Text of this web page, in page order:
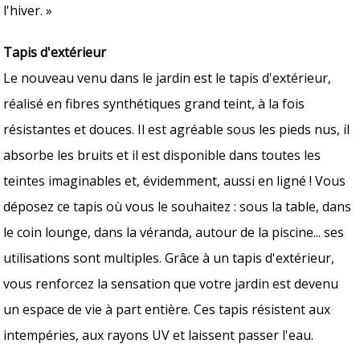
l'hiver. »
Tapis d'extérieur
Le nouveau venu dans le jardin est le tapis d'extérieur,
réalisé en fibres synthétiques grand teint, à la fois
résistantes et douces. Il est agréable sous les pieds nus, il
absorbe les bruits et il est disponible dans toutes les
teintes imaginables et, évidemment, aussi en ligné ! Vous
déposez ce tapis où vous le souhaitez : sous la table, dans
le coin lounge, dans la véranda, autour de la piscine... ses
utilisations sont multiples. Grâce à un tapis d'extérieur,
vous renforcez la sensation que votre jardin est devenu
un espace de vie à part entière. Ces tapis résistent aux
intempéries, aux rayons UV et laissent passer l'eau.